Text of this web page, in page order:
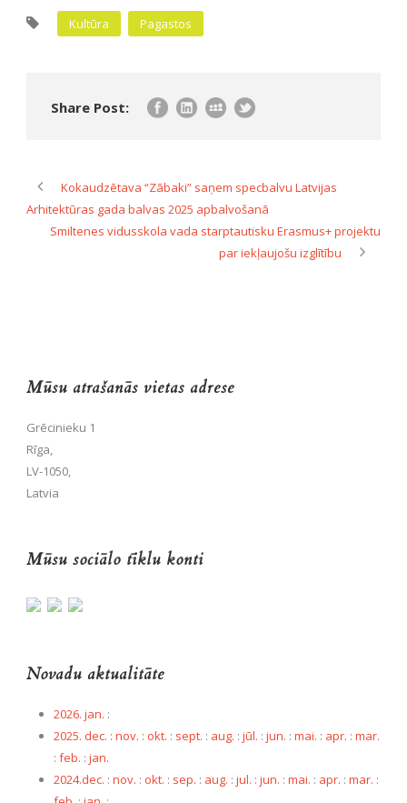
Kultūra Pagastos
Share Post:
Kokaudzētava “Zābaki” saņem specbalvu Latvijas
Arhitektūras gada balvas 2025 apbalvošanā
Smiltenes vidusskola vada starptautisku Erasmus+ projektu
par iekļaujošu izglītību
Mūsu atrašanās vietas adrese
Grēcinieku 1
Rīga,
LV-1050,
Latvia
Mūsu sociālo tīklu konti
Novadu aktualitāte
2026. jan. :
2025. dec. : nov. : okt. : sept. : aug. : jūl. : jun. : mai. : apr. : mar.
: feb. : jan.
2024.dec. : nov. : okt. : sep. : aug. : jul. : jun. : mai. : apr. : mar. :